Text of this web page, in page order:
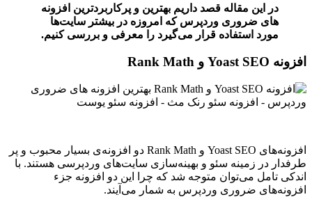
در این مقاله قصد داریم بهترین و پرکاربردترین افزونه
های ضروری وردپرس که امروزه در بیشتر سایت‌ها
مورد استفاده قرار می‌گیرد را معرفی و بررسی کنیم.
افزونه Yoast SEO و Rank Math
افزونه‌های Yoast SEO و Rank Math دو افزونه‌ی بسیار محبوب و پر
طرفدار در زمینه سئو و بهینه‌سازی سایت‌های وردپرسی هستند. با
اندکی تامل می‌توان متوجه شد که چرا این دو افزونه جزء
افزونه‌های ضروری وردپرس به شمار می‌آیند.